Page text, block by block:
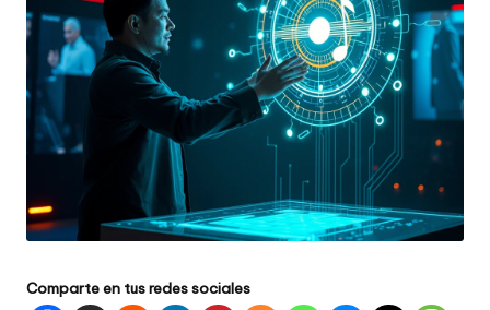
Comparte en tus redes sociales